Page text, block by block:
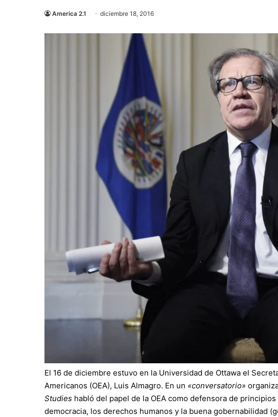
America 2.1 diciembre 18, 2016
El 16 de diciembre estuvo en la Universidad de Ottawa el
Americanos (OEA), Luis Almagro. En un «conversatorio»
Studies habló del papel de la OEA como defensora de
democracia, los derechos humanos y la buena gobernabilidad